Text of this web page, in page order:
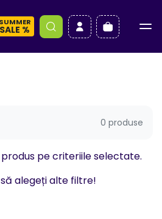
SUMMER
SALE %
0 produse
pe criteriile selectate.
alegeți alte filtre!